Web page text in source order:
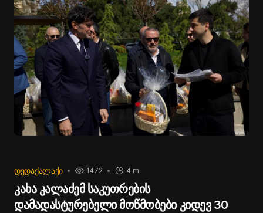
ᲓᲔᲓᲐᲥᲐᲚᲐᲥᲘ 4 m
1472
კახა კალაძემ საკუთრების
დამადასტურებელი მოწმობები კიდევ 30